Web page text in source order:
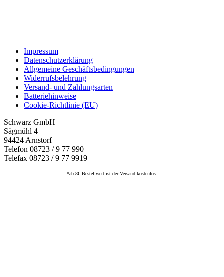
Impressum
Datenschutzerklärung
Allgemeine Geschäftsbedingungen
Widerrufsbelehrung
Versand- und Zahlungsarten
Batteriehinweise
Cookie-Richtlinie (EU)
Schwarz GmbH
Sägmühl 4
94424 Arnstorf
Telefon 08723 / 9 77 990
Telefax 08723 / 9 77 9919
*ab 8€ Bestellwert ist der Versand kostenlos.